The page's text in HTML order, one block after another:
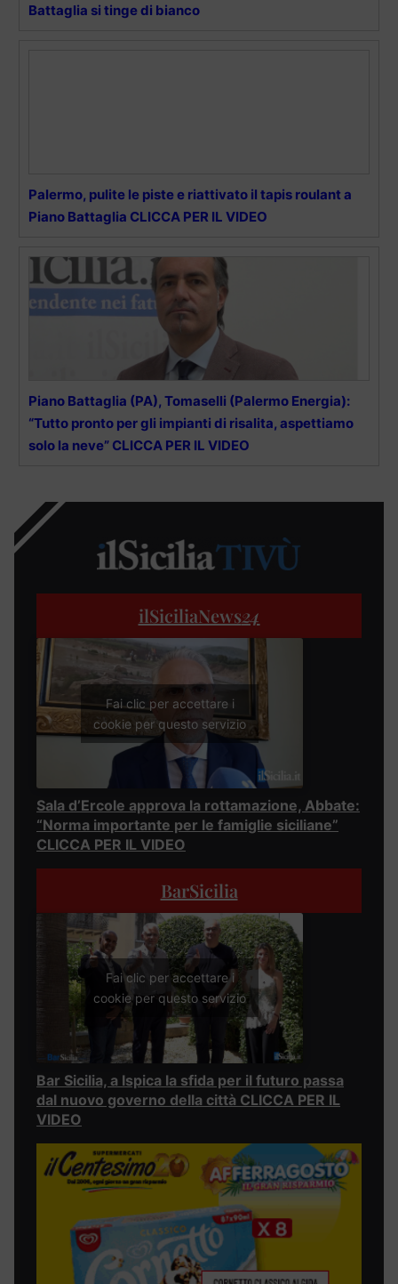
Battaglia si tinge di bianco
Palermo, pulite le piste e riattivato il tapis roulant a
Piano Battaglia CLICCA PER IL VIDEO
Piano Battaglia (PA), Tomaselli (Palermo Energia):
“Tutto pronto per gli impianti di risalita, aspettiamo
solo la neve” CLICCA PER IL VIDEO
ilSiciliaNews24
Fai clic per accettare i
cookie per questo servizio
Sala d’Ercole approva la rottamazione, Abbate:
“Norma importante per le famiglie siciliane”
CLICCA PER IL VIDEO
BarSicilia
Fai clic per accettare i
cookie per questo servizio
Bar Sicilia, a Ispica la sfida per il futuro passa
dal nuovo governo della città CLICCA PER IL
VIDEO